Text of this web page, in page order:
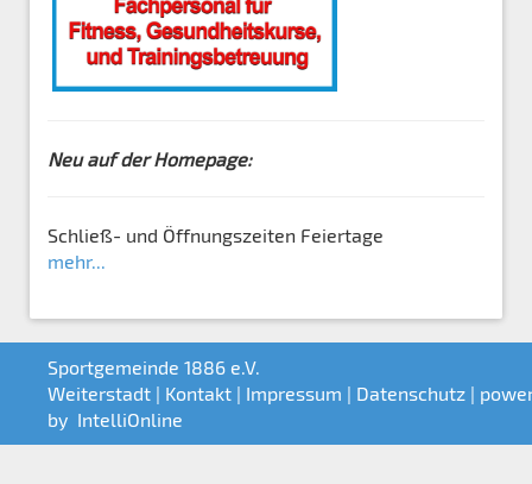
Neu auf der Homepage:
Schließ- und Öffnungszeiten Feiertage
mehr...
Sportgemeinde 1886 e.V.
Weiterstadt | Kontakt | Impressum | Datenschutz |
by IntelliOnline